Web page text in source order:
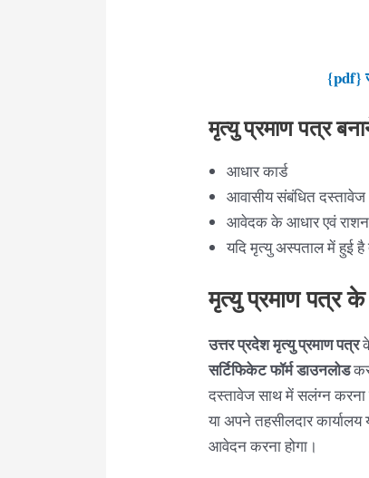
{pdf}
मृत्यु प्रमाण पत्र
आधार कार्ड
आवासीय संबंधित दस्तावेज
आवेदक के आधार एवं राशन
यदि मृत्यु अस्पताल में हुई
मृत्यु प्रमाण पत्र
उत्तर प्रदेश मृत्यु प्रमाण पत्र
सर्टिफिकेट फॉर्म डाउनलोड
दस्तावेज साथ में सलंग्न
या अपने तहसीलदार
आवेदन करना होगा।